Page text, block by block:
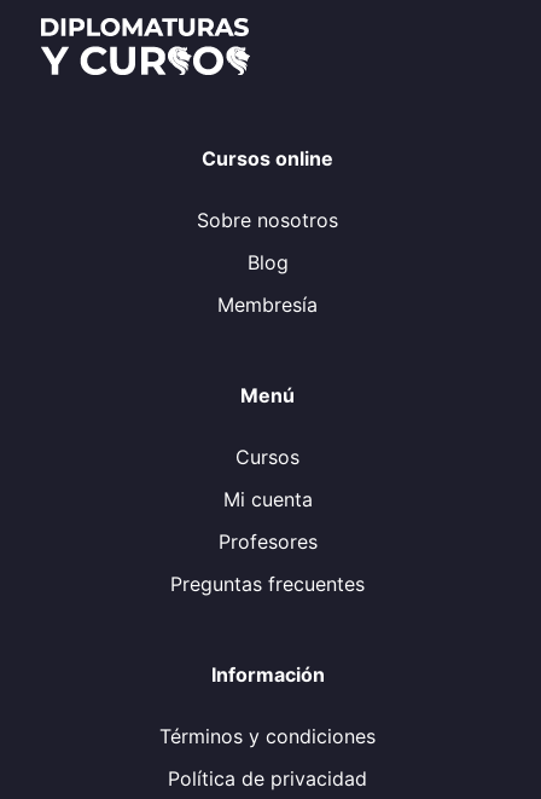
Cursos online
Sobre nosotros
Blog
Membresía
Menú
Cursos
Mi cuenta
Profesores
Preguntas frecuentes
Información
Términos y condiciones
Política de privacidad